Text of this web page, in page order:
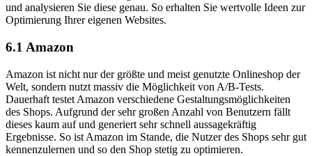
und analysieren Sie diese genau. So erhalten Sie wertvolle Ideen zur
Optimierung Ihrer eigenen Websites.
6.1 Amazon
Amazon ist nicht nur der größte und meist genutzte Onlineshop der
Welt, sondern nutzt massiv die Möglichkeit von A/B-Tests.
Dauerhaft testet Amazon verschiedene Gestaltungsmöglichkeiten
des Shops. Aufgrund der sehr großen Anzahl von Benutzern fällt
dieses kaum auf und generiert sehr schnell aussagekräftig
Ergebnisse. So ist Amazon im Stande, die Nutzer des Shops sehr gut
kennenzulernen und so den Shop stetig zu optimieren.